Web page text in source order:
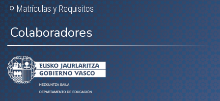
Matrículas y Requisitos
Colaboradores